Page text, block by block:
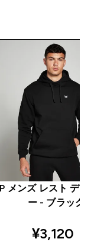
メンズ レスト デー
ー - ブラック
¥3,120‎